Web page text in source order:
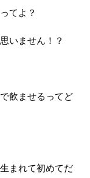
てよ？
いません！？
飲ませるってど
まれて初めてだ